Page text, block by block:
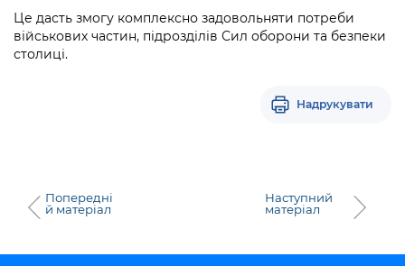
Підприємства, установи, організації
Безбар'єрність
Пам'ятки культурної спадщини
Портал Захисників та Захисниць
Важливе під час воєнного стану
«Ініціатива «Партнерство «Відкритий
Уряд» – місцевий рівень»
Інформація для споживачів
Про відкриті дані
Це дасть змогу комплексно задовольняти потреби
військових частин, підрозділів Сил оборони та безпеки
столиці.
Надрукувати
Попередні
й матеріал
Наступний
матеріал